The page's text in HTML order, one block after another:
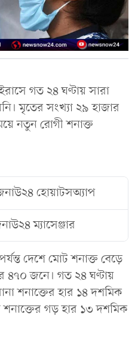
গত ২৪ ঘণ্টায় সারা
মৃতের সংখ্যা ২৯ হাজার
নতুন রোগী শনাক্ত
হোয়াটসঅ্যাপ
ম্যাসেঞ্জার
দেশে মোট শনাক্ত বেড়ে
৪৭০ জনে। গত ২৪ ঘণ্টায়
শনাক্তের হার ১৪ দশমিক
গড় হার ১৩ দশমিক